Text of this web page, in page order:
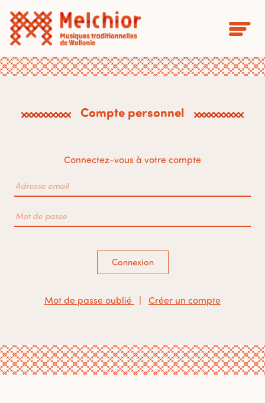
Compte personnel
Connectez-vous à votre compte
Connexion
Mot de passe oublié Créer un compte